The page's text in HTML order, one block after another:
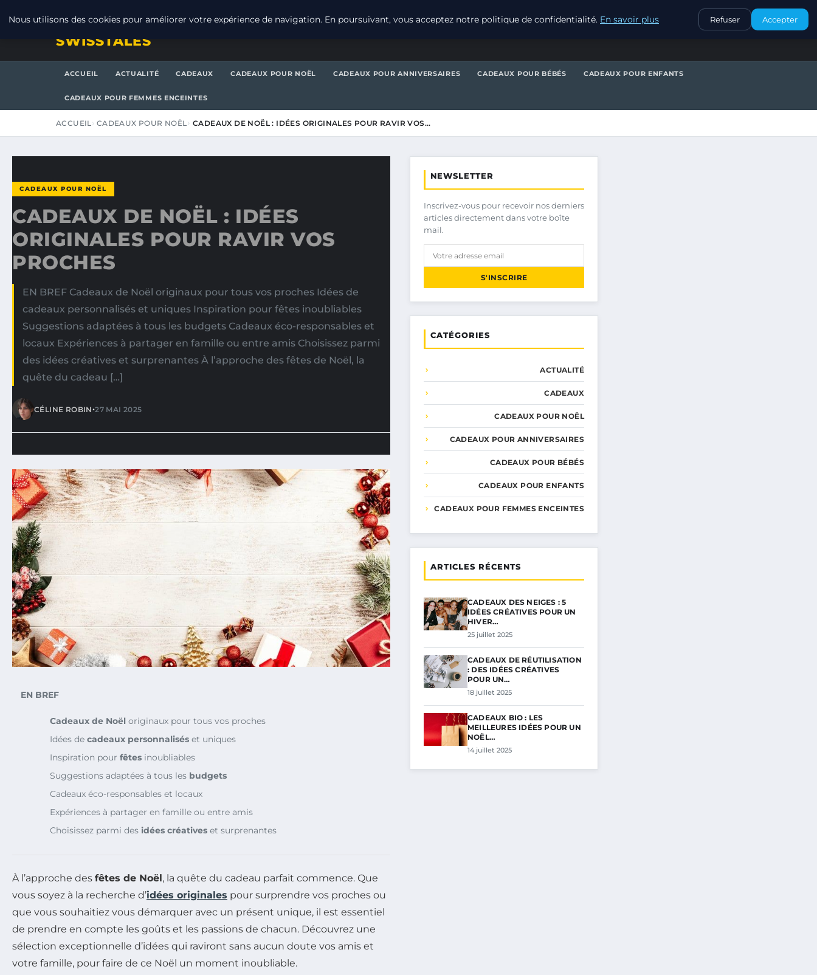
CONTACT
SWISSTALES
ACCUEIL ACTUALITÉ CADEAUX CADEAUX POUR NOËL CADEAUX POUR ANNIVERSAIRES CADEAUX POUR BÉBÉS CADEAUX POUR ENFANTS
CADEAUX POUR FEMMES ENCEINTES
ACCUEIL CADEAUX POUR NOËL CADEAUX DE NOËL : IDÉES ORIGINALES POUR RAVIR VOS…
CADEAUX POUR NOËL
CADEAUX DE NOËL : IDÉES
ORIGINALES POUR RAVIR VOS
PROCHES
EN BREF Cadeaux de Noël originaux pour tous vos proches Idées de
cadeaux personnalisés et uniques Inspiration pour fêtes inoubliables
Suggestions adaptées à tous les budgets Cadeaux éco-responsables et
locaux Expériences à partager en famille ou entre amis Choisissez parmi
des idées créatives et surprenantes À l’approche des fêtes de Noël, la
quête du cadeau […]
CÉLINE ROBIN•27 MAI 2025
EN BREF
Cadeaux de Noël originaux pour tous vos proches
Idées de cadeaux personnalisés et uniques
Inspiration pour fêtes inoubliables
Suggestions adaptées à tous les budgets
Cadeaux éco-responsables et locaux
Expériences à partager en famille ou entre amis
Choisissez parmi des idées créatives et surprenantes
À l’approche des fêtes de Noël, la quête du cadeau parfait commence. Que
vous soyez à la recherche d’idées originales pour surprendre vos proches ou
que vous souhaitiez vous démarquer avec un présent unique, il est essentiel
de prendre en compte les goûts et les passions de chacun. Découvrez une
sélection exceptionnelle d’idées qui raviront sans aucun doute vos amis et
votre famille, pour faire de ce Noël un moment inoubliable.
NEWSLETTER
Inscrivez-vous pour recevoir nos derniers
articles directement dans votre boîte
mail.
S'INSCRIRE
CATÉGORIES
ACTUALITÉ
CADEAUX
CADEAUX POUR NOËL
CADEAUX POUR ANNIVERSAIRES
CADEAUX POUR BÉBÉS
CADEAUX POUR ENFANTS
CADEAUX POUR FEMMES ENCEINTES
ARTICLES RÉCENTS
CADEAUX DES NEIGES : 5
IDÉES CRÉATIVES POUR UN
HIVER…
25 juillet 2025
CADEAUX DE RÉUTILISATION
: DES IDÉES CRÉATIVES
POUR UN…
18 juillet 2025
CADEAUX BIO : LES
MEILLEURES IDÉES POUR UN
NOËL…
14 juillet 2025
Nous utilisons des cookies pour améliorer votre expérience de navigation. En poursuivant, vous acceptez notre politique de confidentialité. En savoir plus Refuser Accepter